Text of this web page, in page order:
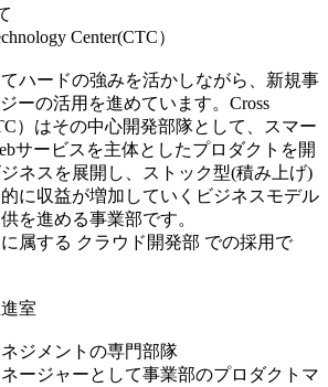
Center(CTC）
ハードの強みを活かしながら、新規事
ーの活用を進めています。Cross
）はその中心開発部隊として、スマー
サービスを主体としたプロダクトを開
ネスを展開し、ストック型(積み上げ)
に収益が増加していくビジネスモデル
を進める事業部です。
属する クラウド開発部 での採用で
室
ジメントの専門部隊
ジャーとして事業部のプロダクトマ